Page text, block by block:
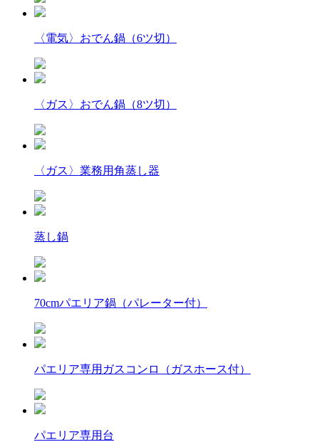
〈電気〉おでん鍋（6ツ切）
〈ガス〉おでん鍋（8ツ切）
〈ガス〉業務用角蒸し器
蒸し鍋
70cmパエリア鍋（パレーター付）
パエリア専用ガスコンロ（ガスホース付）
パエリア専用台